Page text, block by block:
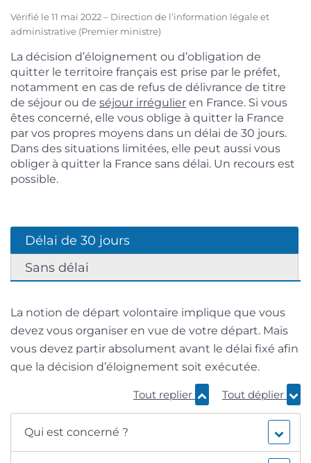
Vérifié le 11 mai 2022 – Direction de l’information légale et
administrative (Premier ministre)
La décision d’éloignement ou d’obligation de
quitter le territoire français est prise par le préfet,
notamment en cas de refus de délivrance de titre
de séjour ou de séjour irrégulier en France. Si vous
êtes concerné, elle vous oblige à quitter la France
par vos propres moyens dans un délai de 30 jours.
Dans des situations limitées, elle peut aussi vous
obliger à quitter la France sans délai. Un recours est
possible.
Délai de 30 jours
Sans délai
La notion de départ volontaire implique que vous
devez vous organiser en vue de votre départ. Mais
vous devez partir absolument avant le délai fixé afin
que la décision d’éloignement soit exécutée.
Tout replier Tout déplier
Qui est concerné ?